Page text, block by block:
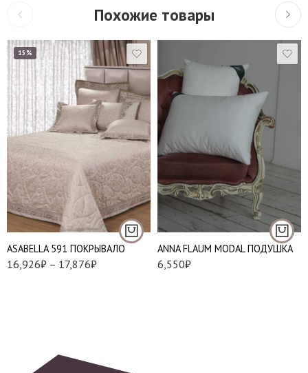
Похожие товары
15%
ASABELLA 591 ПОКРЫВАЛО
16,926₽ – 17,876₽
Евро (240*260 см.)
Евро Макси (270*270
см.)
ANNA FLAUM MODAL ПОДУШКА
6,550₽
Подушки 50*70 см.